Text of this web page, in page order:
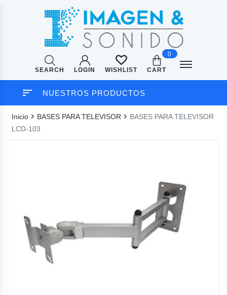
SEARCH LOGIN WISHLIST
0
CART
NUESTROS PRODUCTOS
Inicio BASES PARA TELEVISOR
BASES PARA TELEVISOR
LCD-103